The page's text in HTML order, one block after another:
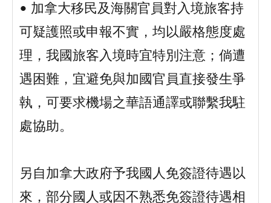
• 加拿大移民及海關官員對入境旅客持
可疑護照或申報不實，均以嚴格態度處
理，我國旅客入境時宜特別注意；倘遭
遇困難，宜避免與加國官員直接發生爭
執，可要求機場之華語通譯或聯繫我駐
處協助。
另自加拿大政府予我國人免簽證待遇以
來，部分國人或因不熟悉免簽證待遇相